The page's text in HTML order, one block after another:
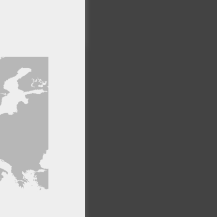
física
y
sitio web,